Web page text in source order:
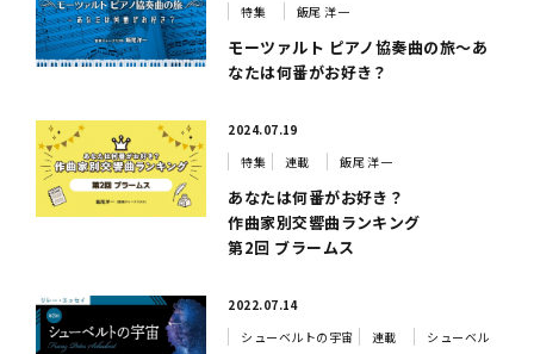
特集
飯尾 洋一
モーツァルト ピアノ協奏曲の旅～あ
なたは何番がお好き？
2024.07.19
特集
連載 飯尾 洋一
あなたは何番がお好き？
作曲家別交響曲ランキング
第2回 ブラームス
2022.07.14
シューベルトの宇宙
連載
シューベル